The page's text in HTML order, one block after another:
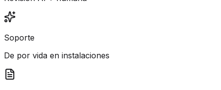
Soporte
De por vida en instalaciones